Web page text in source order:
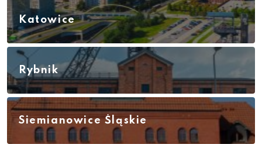
Katowice
Rybnik
Siemianowice Śląskie